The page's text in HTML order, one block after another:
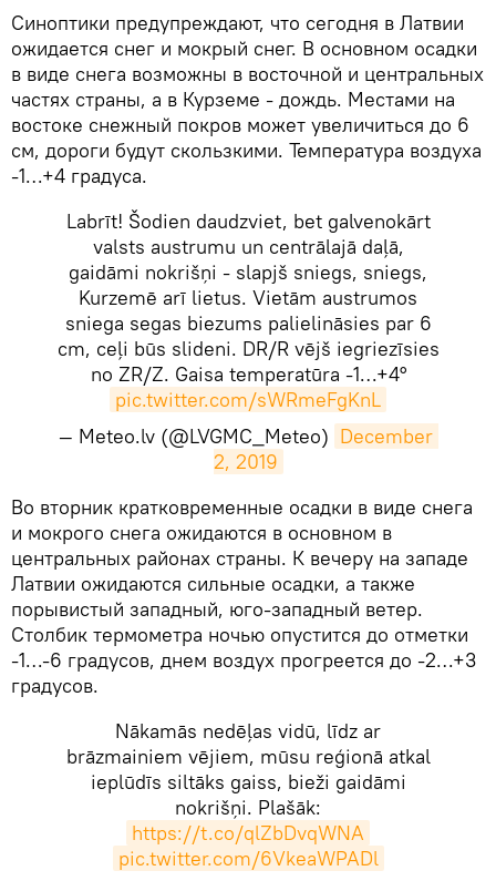
Синоптики предупреждают, что сегодня в Латвии
ожидается снег и мокрый снег. В основном осадки
в виде снега возможны в восточной и центральных
частях страны, а в Курземе - дождь. Местами на
востоке снежный покров может увеличиться до 6
см, дороги будут скользкими. Температура воздуха
-1…+4 градуса.
Labrīt! Šodien daudzviet, bet galvenokārt
valsts austrumu un centrālajā daļā,
gaidāmi nokrišņi - slapjš sniegs, sniegs,
Kurzemē arī lietus. Vietām austrumos
sniega segas biezums palielināsies par 6
cm, ceļi būs slideni. DR/R vējš iegriezīsies
no ZR/Z. Gaisa temperatūra -1…+4°
pic.twitter.com/sWRmeFgKnL
— Meteo.lv (@LVGMC_Meteo) December
2, 2019
​Во вторник кратковременные осадки в виде снега
и мокрого снега ожидаются в основном в
центральных районах страны. К вечеру на западе
Латвии ожидаются сильные осадки, а также
порывистый западный, юго-западный ветер.
Столбик термометра ночью опустится до отметки
-1…-6 градусов, днем воздух прогреется до -2…+3
градусов.
Nākamās nedēļas vidū, līdz ar
brāzmainiem vējiem, mūsu reģionā atkal
ieplūdīs siltāks gaiss, bieži gaidāmi
nokrišņi. Plašāk:
https://t.co/qlZbDvqWNA
pic.twitter.com/6VkeaWPADl